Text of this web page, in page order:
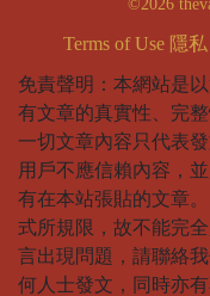
Terms of Use 隱私
免責聲明：本網站是
有文章的真實性、完
一切文章內容只代表
用戶不應信賴內容，
有在本站張貼的文章
式所規限，故不能完
言出現問題，請聯絡
何人士發文，同時亦